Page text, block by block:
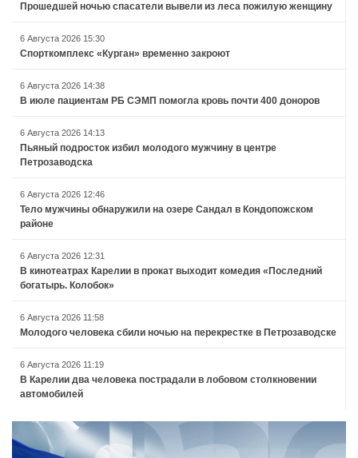
Прошедшей ночью спасатели вывели из леса пожилую женщину
6 Августа 2026 15:30
Спорткомплекс «Курган» временно закроют
6 Августа 2026 14:38
В июле пациентам РБ СЭМП помогла кровь почти 400 доноров
6 Августа 2026 14:13
Пьяный подросток избил молодого мужчину в центре
Петрозаводска
6 Августа 2026 12:46
Тело мужчины обнаружили на озере Сандал в Кондопожском
районе
6 Августа 2026 12:31
В кинотеатрах Карелии в прокат выходит комедия «Последний
богатырь. Колобок»
6 Августа 2026 11:58
Молодого человека сбили ночью на перекрестке в Петрозаводске
6 Августа 2026 11:19
В Карелии два человека пострадали в лобовом столкновении
автомобилей